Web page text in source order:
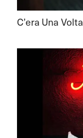
C’era Una Volta